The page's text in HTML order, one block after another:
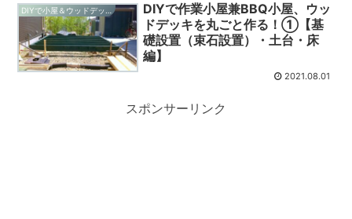
DIYで作業小屋兼BBQ小屋、ウッ
ドデッキを丸ごと作る！①【基
礎設置（束石設置）・土台・床
編】
2021.08.01
スポンサーリンク